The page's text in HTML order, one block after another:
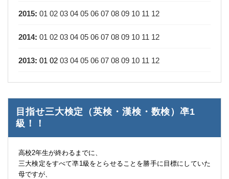
2015: 01 02 03 04 05 06 07 08 09 10 11 12
2014: 01 02 03 04 05 06 07 08 09 10 11 12
2013: 01 02 03 04 05 06 07 08 09 10 11 12
目指せ三大検定（英検・漢検・数検）凖1
級！！
高校2年生が終わるまでに、
三大検定をすべて凖1級をとらせることを勝手に目標にしていた
母ですが、